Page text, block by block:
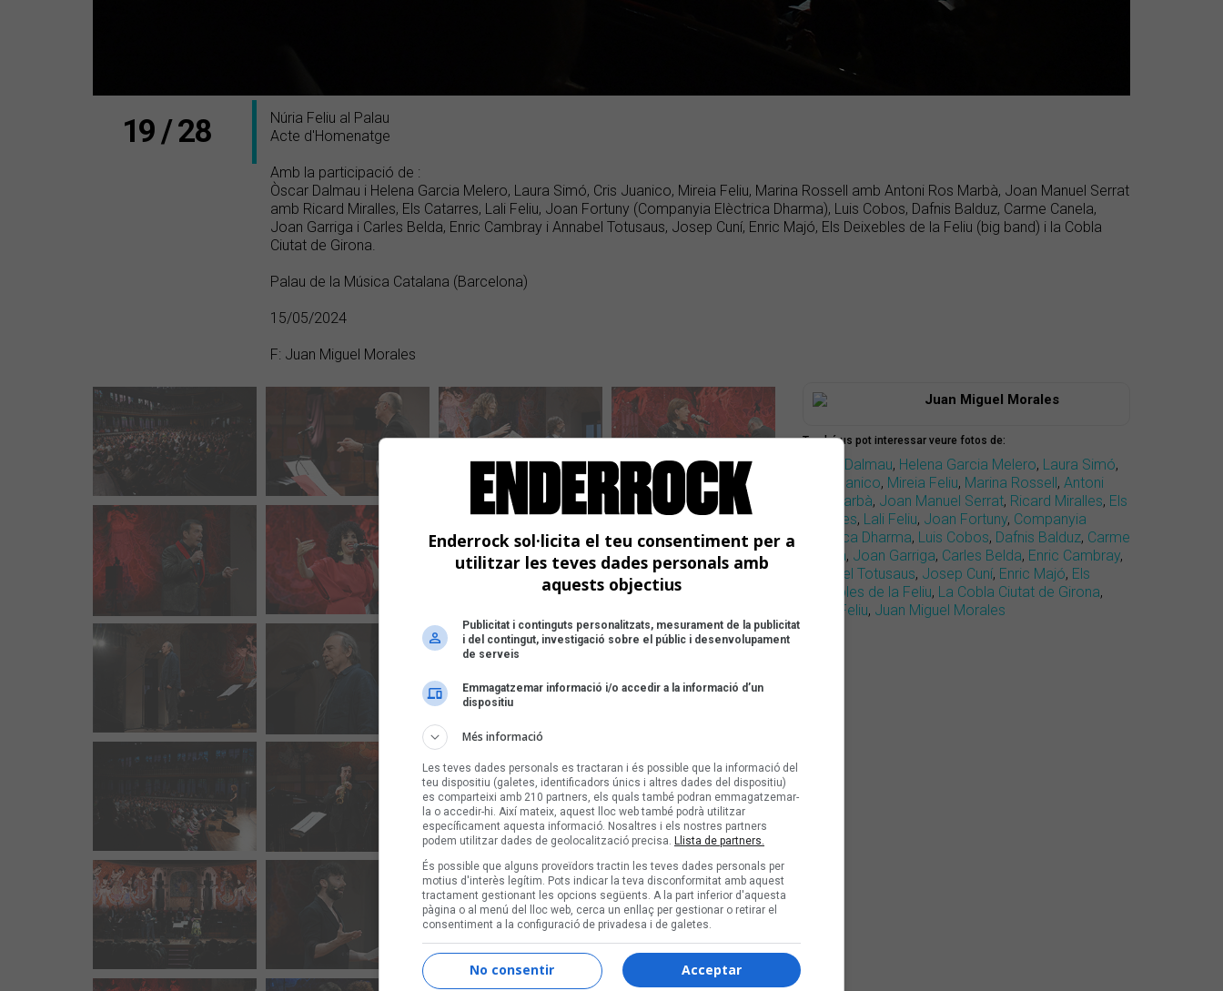
19 / 28
Núria Feliu al Palau
Acte d'Homenatge
Amb la participació de :
Òscar Dalmau i Helena Garcia Melero, Laura Simó, Cris Juanico, Mireia Feliu, Marina Rossell amb Antoni Ros Marbà, Joan Manuel Serrat
amb Ricard Miralles, Els Catarres, Lali Feliu, Joan Fortuny (Companyia Elèctrica Dharma), Luis Cobos, Dafnis Balduz, Carme Canela,
Joan Garriga i Carles Belda, Enric Cambray i Annabel Totusaus, Josep Cuní, Enric Majó, Els Deixebles de la Feliu (big band) i la Cobla
Ciutat de Girona.
Palau de la Música Catalana (Barcelona)
15/05/2024
F: Juan Miguel Morales
Juan Miguel Morales
També us pot interessar veure fotos de:
Òscar Dalmau, Helena Garcia Melero, Laura Simó,
Cris Juanico, Mireia Feliu, Marina Rossell, Antoni
Ros Marbà, Joan Manuel Serrat, Ricard Miralles, Els
Catarres, Lali Feliu, Joan Fortuny, Companyia
Elèctrica Dharma, Luis Cobos, Dafnis Balduz, Carme
Canela, Joan Garriga, Carles Belda, Enric Cambray,
Annabel Totusaus, Josep Cuní, Enric Majó, Els
Deixebles de la Feliu, La Cobla Ciutat de Girona,
Núria Feliu, Juan Miguel Morales
Enderrock sol·licita el teu consentiment per a
utilitzar les teves dades personals amb
aquests objectius
Publicitat i continguts personalitzats, mesurament de la publicitat
i del contingut, investigació sobre el públic i desenvolupament
de serveis
Emmagatzemar informació i/o accedir a la informació d’un
dispositiu
Més informació
Les teves dades personals es tractaran i és possible que la informació del
teu dispositiu (galetes, identificadors únics i altres dades del dispositiu)
es comparteixi amb 210 partners, els quals també podran emmagatzemar-
la o accedir-hi. Així mateix, aquest lloc web també podrà utilitzar
específicament aquesta informació. Nosaltres i els nostres partners
podem utilitzar dades de geolocalització precisa. Llista de partners.
És possible que alguns proveïdors tractin les teves dades personals per
motius d'interès legítim. Pots indicar la teva disconformitat amb aquest
tractament gestionant les opcions següents. A la part inferior d'aquesta
pàgina o al menú del lloc web, cerca un enllaç per gestionar o retirar el
consentiment a la configuració de privadesa i de galetes.
Acceptar
No consentir